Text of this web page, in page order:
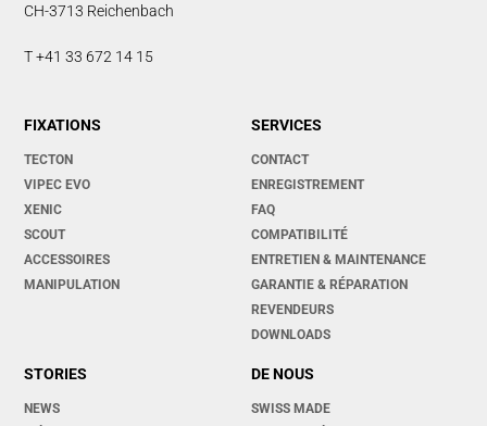
CH-3713 Reichenbach
T +41 33 672 14 15
FIXATIONS
TECTON
VIPEC EVO
XENIC
SCOUT
ACCESSOIRES
MANIPULATION
SERVICES
CONTACT
ENREGISTREMENT
FAQ
COMPATIBILITÉ
ENTRETIEN & MAINTENANCE
GARANTIE & RÉPARATION
REVENDEURS
DOWNLOADS
STORIES
NEWS
DE NOUS
SWISS MADE